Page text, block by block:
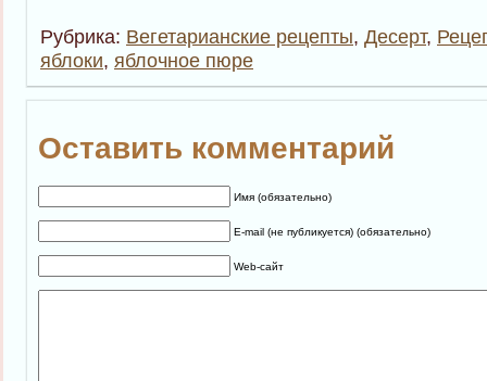
Рубрика: Вегетарианские рецепты, Десерт,
яблоки, яблочное пюре
Оставить комментарий
Имя (обязательно)
E-mail (не публикуется) (обязательно)
Web-сайт